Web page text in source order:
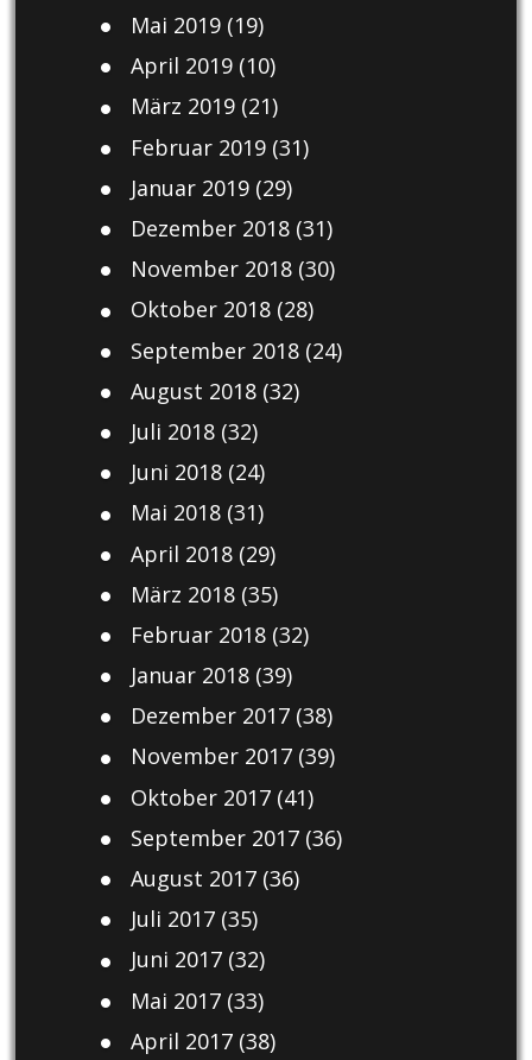
Mai 2019(19)
April 2019(10)
März 2019(21)
Februar 2019(31)
Januar 2019(29)
Dezember 2018(31)
November 2018(30)
Oktober 2018(28)
September 2018(24)
August 2018(32)
Juli 2018(32)
Juni 2018(24)
Mai 2018(31)
April 2018(29)
März 2018(35)
Februar 2018(32)
Januar 2018(39)
Dezember 2017(38)
November 2017(39)
Oktober 2017(41)
September 2017(36)
August 2017(36)
Juli 2017(35)
Juni 2017(32)
Mai 2017(33)
April 2017(38)